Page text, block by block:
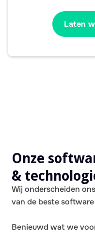
Laten
Onze
&
Wij onderscheiden
van de beste
Benieuwd wat we